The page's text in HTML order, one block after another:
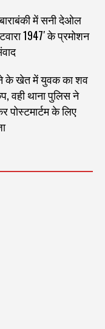
में सनी देओल
1947′ के प्रमोशन
के खेत में युवक का शव
वही थाना पुलिस ने
के लिए